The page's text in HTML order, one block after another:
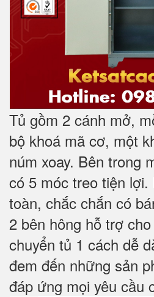
Tủ gồm 2 cánh mở,
bộ khoá mã cơ, một
núm xoay. Bên trong
có 5 móc treo tiện
toàn, chắc chắn có
2 bên hông hỗ trợ
chuyển tủ 1 cách dễ
đem đến những sản
đáp ứng mọi yêu cầu